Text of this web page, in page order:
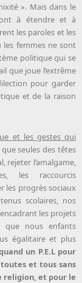
». Mais dans le
à étendre et à
les paroles et les
les femmes ne sont
politique qui se
que joue l’extrême
pour garder
et de la raison
et les gestes qui
que seules des têtes
rejeter l’amalgame,
les raccourcis
les progrès sociaux
scolaires, nos
les projets
que nous enfants
égalitaire et plus
un P.E.L pour
et tous sans
religion, et pour le